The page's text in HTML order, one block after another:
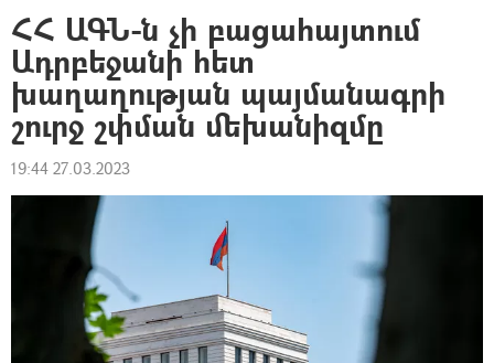
ՀՀ ԱԳՆ-ն չի բացահայտում
Ադրբեջանի հետ
խաղաղության պայմանագրի
շուրջ շփման մեխանիզմը
19:44 27.03.2023